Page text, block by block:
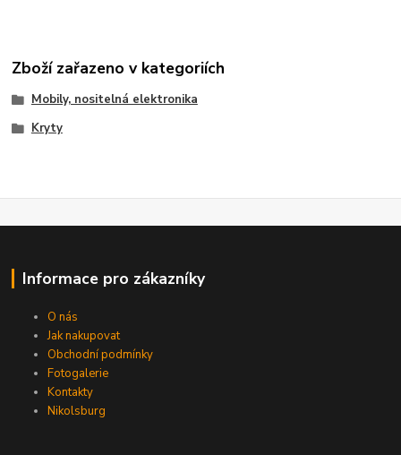
Zboží zařazeno v kategoriích
Mobily, nositelná elektronika
Kryty
Informace pro zákazníky
O nás
Jak nakupovat
Obchodní podmínky
Fotogalerie
Kontakty
Nikolsburg